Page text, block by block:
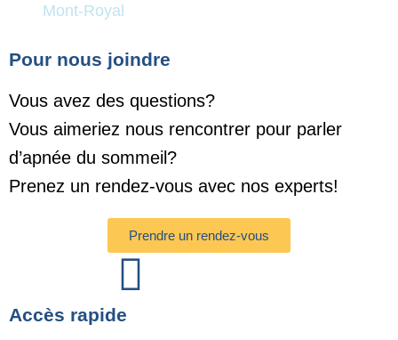
Mont-Royal
Pour nous joindre
Vous avez des questions?
Vous aimeriez nous rencontrer pour parler
d’apnée du sommeil?
Prenez un rendez-vous avec nos experts!
Prendre un rendez-vous
Accès rapide